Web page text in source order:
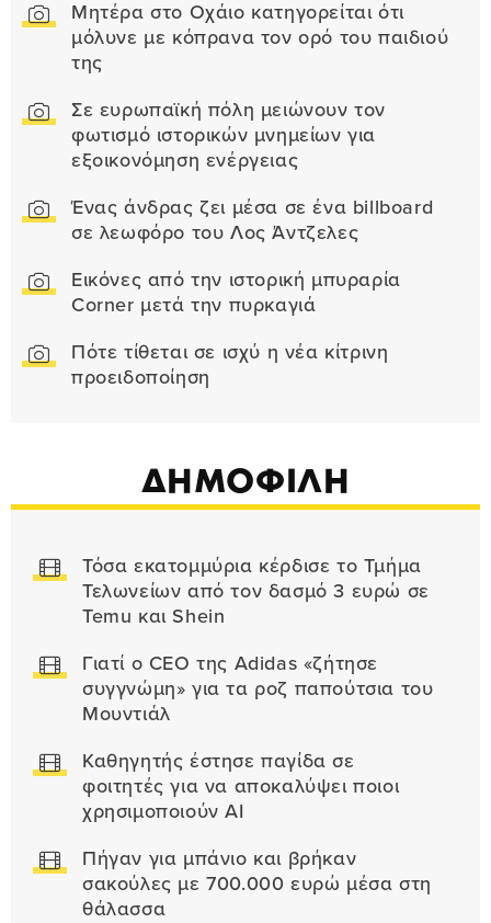
Μητέρα στο Οχάιο κατηγορείται ότι
μόλυνε με κόπρανα τον ορό του παιδιού
της
Σε ευρωπαϊκή πόλη μειώνουν τον
φωτισμό ιστορικών μνημείων για
εξοικονόμηση ενέργειας
Ένας άνδρας ζει μέσα σε ένα billboard
σε λεωφόρο του Λος Άντζελες
Εικόνες από την ιστορική μπυραρία
Corner μετά την πυρκαγιά
Πότε τίθεται σε ισχύ η νέα κίτρινη
προειδοποίηση
ΔΗΜΟΦΙΛΗ
Τόσα εκατομμύρια κέρδισε το Τμήμα
Τελωνείων από τον δασμό 3 ευρώ σε
Temu και Shein
Γιατί ο CEO της Adidas «ζήτησε
συγγνώμη» για τα ροζ παπούτσια του
Μουντιάλ
Καθηγητής έστησε παγίδα σε
φοιτητές για να αποκαλύψει ποιοι
χρησιμοποιούν AI
Πήγαν για μπάνιο και βρήκαν
σακούλες με 700.000 ευρώ μέσα στη
θάλασσα